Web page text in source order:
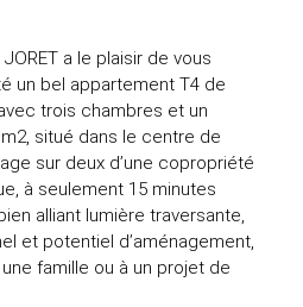
a le plaisir de vous
un bel appartement T4 de
trois chambres et un
situé dans le centre de
sur deux d’une copropriété
à seulement 15 minutes
alliant lumière traversante,
et potentiel d’aménagement,
famille ou à un projet de